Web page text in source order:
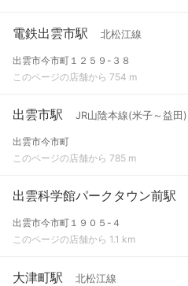
電鉄出雲市駅 北松江線
出雲市今市町１２５９-３８
このページの店舗から 754 m
出雲市駅 JR山陰本線(米子～益田)
出雲市今市町
このページの店舗から 785 m
出雲科学館パークタウン前駅
出雲市今市町１９０５-４
このページの店舗から 1.1 km
大津町駅 北松江線